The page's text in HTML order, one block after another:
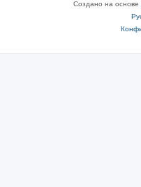
Создано на основе